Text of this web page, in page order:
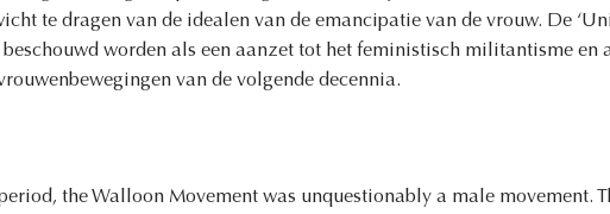
te dragen van de idealen van de emancipatie van de vrouw. De
worden als een aanzet tot het feministisch militantisme en
van de volgende decennia.
the Walloon Movement was unquestionably a male movement.